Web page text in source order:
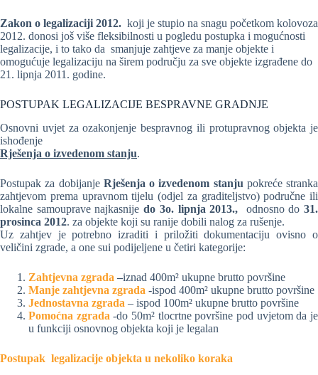
Zakon o legalizaciji 2012. koji je stupio na snagu početkom kolovoza
2012. donosi još više fleksibilnosti u pogledu postupka i mogućnosti
legalizacije, i to tako da smanjuje zahtjeve za manje objekte i
omogućuje legalizaciju na širem području za sve objekte izgrađene do
21. lipnja 2011. godine.
POSTUPAK LEGALIZACIJE BESPRAVNE GRADNJE
Osnovni uvjet za ozakonjenje bespravnog ili protupravnog objekta je
ishođenje
Rješenja o izvedenom stanju.
Postupak za dobijanje Rješenja o izvedenom stanju pokreće stranka
zahtjevom prema upravnom tijelu (odjel za graditeljstvo) područne ili
lokalne samouprave najkasnije do 3o. lipnja 2013., odnosno do 31.
prosinca 2012. za objekte koji su ranije dobili nalog za rušenje.
Uz zahtjev je potrebno izraditi i priložiti dokumentaciju ovisno o
veličini zgrade, a one sui podijeljene u četiri kategorije:
Zahtjevna zgrada –iznad 400m² ukupne brutto površine
Manje zahtjevna zgrada -ispod 400m² ukupne brutto površine
Jednostavna zgrada – ispod 100m² ukupne brutto površine
Pomoćna zgrada-do 50m² tlocrtne površine pod uvjetom da je
u funkciji osnovnog objekta koji je legalan
Postupak legalizacije objekta u nekoliko koraka